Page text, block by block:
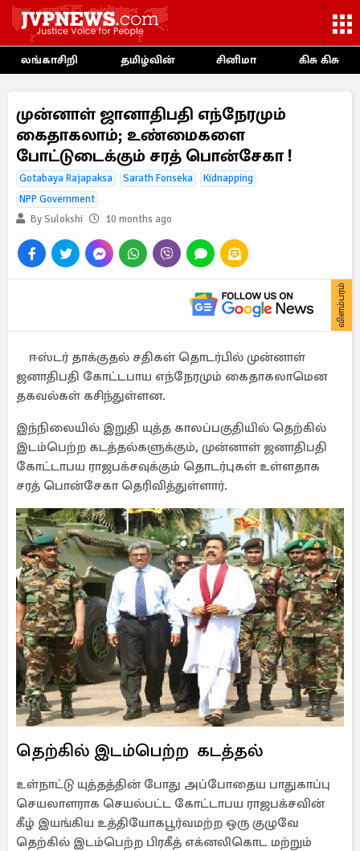
லங்காசிறி தமிழ்வின் சினிமா கிசு கிசு
முன்னாள் ஜானாதிபதி எந்நேரமும்
கைதாகலாம்; உண்மைகளை
போட்டுடைக்கும் சரத் பொன்சேகா !
Gotabaya Rajapaksa Sarath Fonseka
Kidnapping
NPP Government
By Sulokshi
10 months ago
விளம்பரம்
ஈஸ்டர் தாக்குதல் சதிகள் தொடர்பில் முன்னாள்
ஜனாதிபதி கோட்டபாய எந்நேரமும் கைதாகலாமென
தகவல்கள் கசிந்துள்ளன.
இந்நிலையில் இறுதி யுத்த காலப்பகுதியில் தெற்கில்
இடம்பெற்ற கடத்தல்களுக்கும், முன்னாள் ஜனாதிபதி
கோட்டாபய ராஜபக்சவுக்கும் தொடர்புகள் உள்ளதாக
சரத் பொன்சேகா தெரிவித்துள்ளார்.
தெற்கில் இடம்பெற்ற கடத்தல்
உள்நாட்டு யுத்தத்தின் போது அப்போதைய பாதுகாப்பு
செயலாளராக செயல்பட்ட கோட்டாபய ராஜபக்சவின்
கீழ் இயங்கிய உத்தியோகபூர்வமற்ற ஒரு குழுவே
தெற்கில் இடம்பெற்ற பிரகீத் எக்னலிகொட மற்றும்